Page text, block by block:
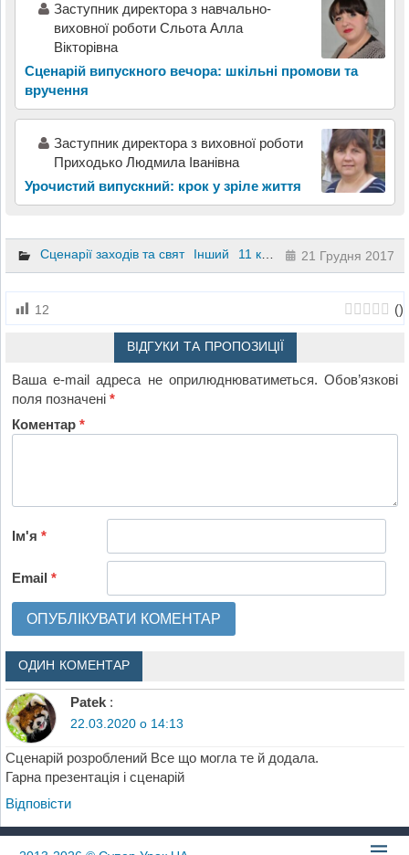
Заступник директора з навчально-
виховної роботи Сльота Алла
Вікторівна
Сценарій випускного вечора: шкільні промови та
вручення
Заступник директора з виховної роботи
Приходько Людмила Іванівна
Урочистий випускний: крок у зріле життя
Сценарії заходів та свят Інший 11 клас 21 Грудня 2017
12 ()
ВІДГУКИ ТА ПРОПОЗИЦІЇ
Ваша e-mail адреса не оприлюднюватиметься. Обов’язкові
поля позначені*
Коментар*
Ім'я*
Email*
ОДИН КОМЕНТАР
Patek :
22.03.2020 о 14:13
Сценарій розроблений Все що могла те й додала.
Гарна презентація і сценарій
Відповіcти